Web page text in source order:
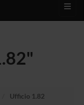
Ufficio 1.82